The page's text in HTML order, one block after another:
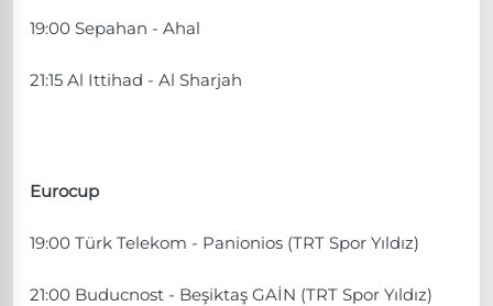
19:00 Sepahan - Ahal
21:15 Al Ittihad - Al Sharjah
Eurocup
19:00 Türk Telekom - Panionios (TRT Spor Yıldız)
21:00 Buducnost - Beşiktaş GAİN (TRT Spor Yıldız)